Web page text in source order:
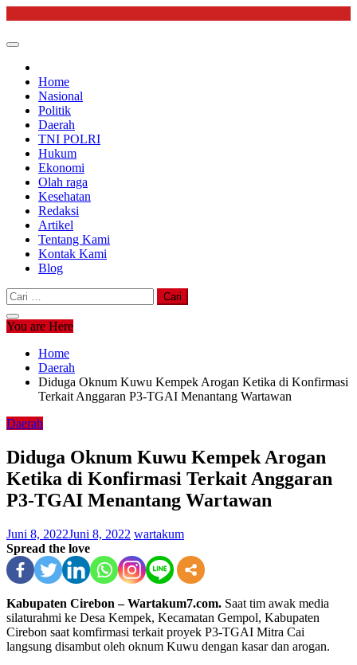
content
Home
Nasional
Politik
Daerah
TNI POLRI
Hukum
Ekonomi
Olah raga
Kesehatan
Redaksi
Artikel
Tentang Kami
Kontak Kami
Blog
Cari
untuk:
You are Here
Home
Daerah
Diduga Oknum Kuwu Kempek Arogan Ketika di Konfirmasi
Terkait Anggaran P3-TGAI Menantang Wartawan
Daerah
Diduga Oknum Kuwu Kempek Arogan
Ketika di Konfirmasi Terkait Anggaran
P3-TGAI Menantang Wartawan
Juni 8, 2022Juni 8, 2022 wartakum
Spread the love
Kabupaten Cirebon – Wartakum7.com. Saat tim awak media
silaturahmi ke Desa Kempek, Kecamatan Gempol, Kabupaten
Cirebon saat komfirmasi terkait proyek P3-TGAI Mitra Cai
langsung disambut oleh oknum Kuwu dengan kasar dan arogan.